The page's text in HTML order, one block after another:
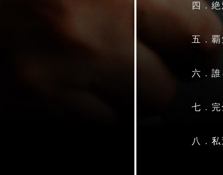
四 .
五 . 覇
六 . 誰
七 . 完
八 . 私